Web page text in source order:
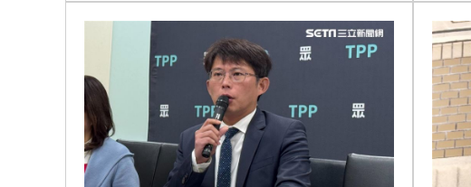
地震衝擊九州觀光 熊本旅宿業4天損1.8億 16:24
別以為學生不罰！小三童罵男師娘娘腔判賠 16:21
桃猿3新秀剛報到就上場 曾總坦言有點快 16:18
憂22歲老牛遭宰 女海陸接力330km送安養 16:15
點像